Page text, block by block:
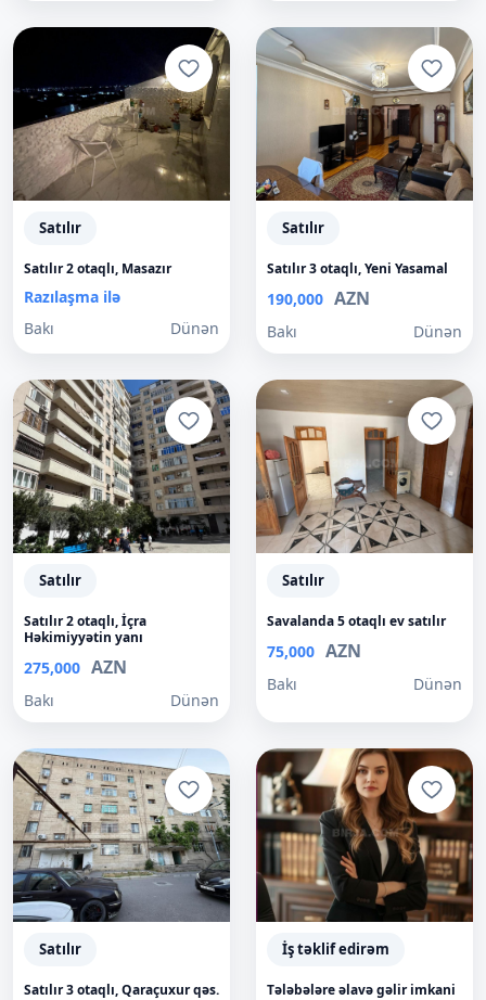
Satılır
Satılır 2 otaqlı, Masazır
Razılaşma ilə
Bakı
Dünən
Satılır
Satılır 3 otaqlı, Yeni Yasamal
190,000 AZN
Bakı Dünən
Satılır
Satılır 2 otaqlı, İçra
Həkimiyyətin yanı
275,000 AZN
Bakı Dünən
Satılır
Savalanda 5 otaqlı ev satılır
75,000 AZN
Bakı Dünən
Satılır
Satılır 3 otaqlı, Qaraçuxur qəs.
İş təklif edirəm
Tələbələre əlavə gəlir imkani